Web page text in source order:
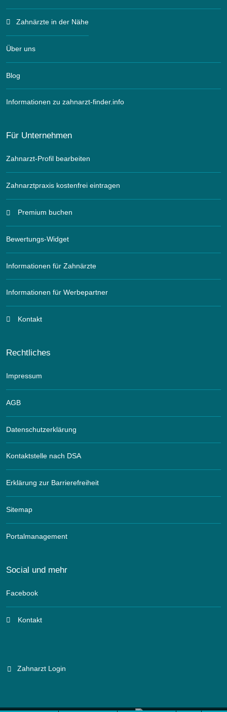
Zahnärzte in der Nähe
Über uns
Blog
Informationen zu zahnarzt-finder.info
Für Unternehmen
Zahnarzt-Profil bearbeiten
Zahnarztpraxis kostenfrei eintragen
Premium buchen
Bewertungs-Widget
Informationen für Zahnärzte
Informationen für Werbepartner
Kontakt
Rechtliches
Impressum
AGB
Datenschutzerklärung
Kontaktstelle nach DSA
Erklärung zur Barrierefreiheit
Sitemap
Portalmanagement
Social und mehr
Facebook
Kontakt
Zahnarzt Login